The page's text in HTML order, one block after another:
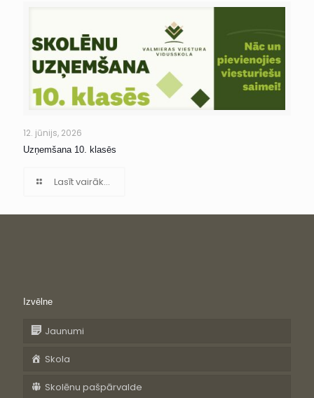
12. jūnijs, 2026
Uzņemšana 10. klasēs
Lasīt vairāk...
Izvēlne
Jaunumi
Skola
Skolēnu pašpārvalde